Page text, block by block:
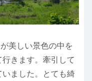
美しい景色の中を
行きます。牽引して
ました。とても綺